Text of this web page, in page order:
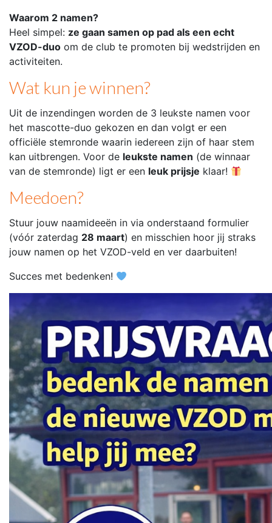
Waarom 2 namen?
Heel simpel: ze gaan samen op pad als een echt
VZOD-duo om de club te promoten bij wedstrijden en
activiteiten.
Wat kun je winnen?
Uit de inzendingen worden de 3 leukste namen voor
het mascotte-duo gekozen en dan volgt er een
officiële stemronde waarin iedereen zijn of haar stem
kan uitbrengen. Voor de leukste namen (de winnaar
van de stemronde) ligt er een leuk prijsje klaar!
Meedoen?
Stuur jouw naamideeën in via onderstaand formulier
(vóór zaterdag 28 maart) en misschien hoor jij straks
jouw namen op het VZOD-veld en ver daarbuiten!
Succes met bedenken!